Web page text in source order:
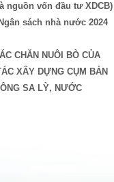
nguồn vốn đầu tư XDCB)
sách nhà nước 2024
CHĂN NUÔI BÒ CỦA
XÂY DỰNG CỤM BẢN
SA LỲ, NƯỚC